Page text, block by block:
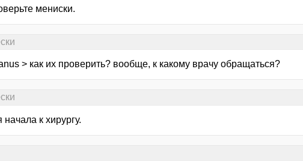
мениски.
> как их проверить? вообще, к какому врачу обращаться?
начала к хирургу.